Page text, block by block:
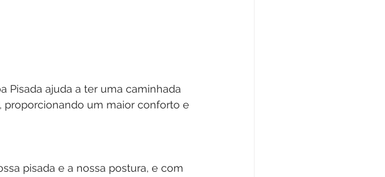
Pisada ajuda a ter uma caminhada
proporcionando um maior conforto e
pisada e a nossa postura, e com